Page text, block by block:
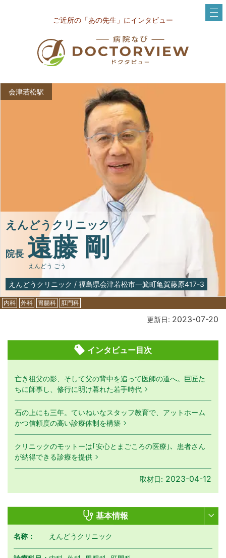
ご近所の「あの先生」にインタビュー
会津若松駅
えんどうクリニック
院長 遠藤 剛
えんどう ごう
えんどうクリニック / 福島県会津若松市一箕町亀賀藤原417-3
内科 外科 胃腸科 肛門科
更新日: 2023-07-20
インタビュー目次
亡き祖父の影、そして父の背中を追って医師の道へ。巨匠た
ちに師事し、修行に明け暮れた若手時代
石の上にも三年。ていねいなスタッフ教育で、アットホーム
かつ信頼度の高い診療体制を構築
クリニックのモットーは｢安心とまごころの医療｣、患者さん
が納得できる診療を提供
取材日: 2023-04-12
基本情報
名称： えんどうクリニック